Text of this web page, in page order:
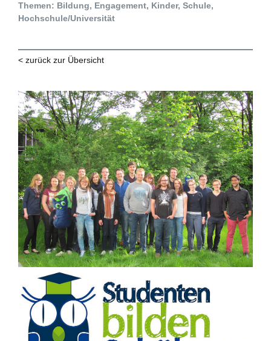
Themen: Bildung, Engagement, Kinder, Schule,
Hochschule/Universität
< zurück zur Übersicht